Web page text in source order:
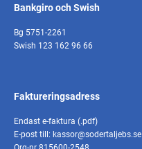
Bankgiro och Swish
Bg 5751-2261
Swish 123 162 96 66
Faktureringsadress
Endast e-faktura (.pdf)
E-post till: kassor@sodertaljebs.se